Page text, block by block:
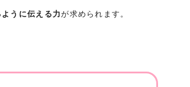
うに伝える力が求められます。